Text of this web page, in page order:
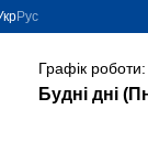
Рус
Графік роботи:
Будні дні